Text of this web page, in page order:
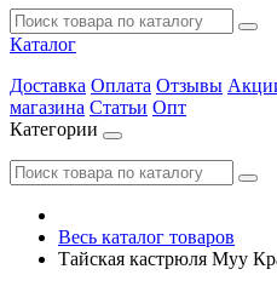
Каталог
Доставка Оплата Отзывы
магазина Статьи Опт
Категории
Весь каталог товаров
Тайская кастрюля Муу